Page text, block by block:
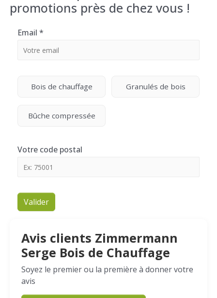
promotions près de chez vous !
Email *
Bois de chauffage Granulés de bois
Bûche compressée
Votre code postal
Valider
Avis clients Zimmermann
Serge Bois de Chauffage
Soyez le premier ou la première à donner votre
avis